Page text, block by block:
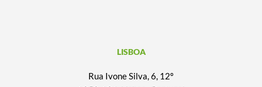
LISBOA
Rua Ivone Silva, 6, 12º